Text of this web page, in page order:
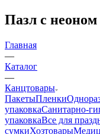
Пазл с неоном
Главная
—
Каталог
—
Канцтовары
ПакетыПленки
упаковкаСанитарно-
упаковкаВсе для
сумкиХозтовары